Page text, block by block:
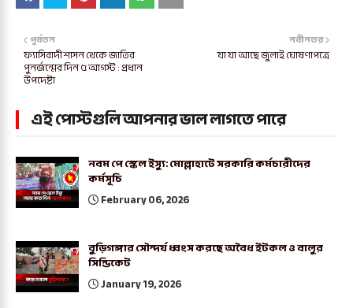
নবীনতর
যা যা আছে জুলাই ঘোষণাপত্রে
পূর্বতন
ফ্যাসিবাদী শাসন থেকে জাতির
পুনর্জন্মের দিন ৫ আগস্ট : প্রধান
উপদেষ্টা
এই পোস্টগুলি আপনার ভাল লাগতে পারে
নবম পে স্কেল ইস্যু: মোল্লাহাটে সরকারি কর্মচারীদের
কর্মসূচি
February 06, 2026
বুড়িগঙ্গার সৌন্দর্য ধ্বংস করছে অবৈধ ইটকল ও বালুর
সিন্ডিকেট
January 19, 2026